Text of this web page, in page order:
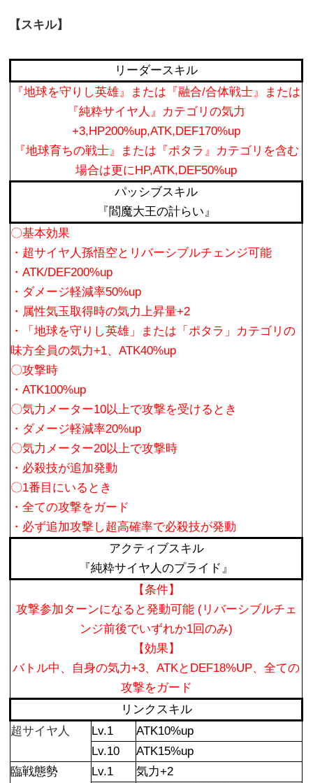
【スキル】
リーダースキル
『地球を守りし英雄』または『融合/合体戦士』または
『純粋サイヤ人』カテゴリの気力
+3,HP200%up,ATK,DEF170%up
『地球育ちの戦士』または『ポタラ』カテゴリを含む
場合は更にHP,ATK,DEF50%up
パッシブスキル
『閻魔大王の計らい』
〇基本効果
・超サイヤ人孫悟空とリバーシブルチェンジ可能
・ATK/DEF200%up
・ダメージ軽減率50%up
・属性気玉取得時の気力上昇量+2
・「地球を守りし英雄」または「ポタラ」カテゴリの
味方全員の気力+1、ATK40%up
〇攻撃時
・ATK100%up
〇気力メーター10以上で攻撃を受けるとき
・ダメージ軽減率20%up
〇気力メーター20以上で攻撃時
・必殺技が追加発動
〇1番目にいるとき
・全ての攻撃をガード
・必ず追加攻撃し超高確率で必殺技が発動
アクティブスキル
『純粋サイヤ人のプライド』
【条件】
攻撃参加ターンになると発動可能 (リバーシブルチェ
ンジ前後でいずれか1回のみ)
【効果】
バトル中、自身の気力+3、ATKとDEF18%UP、全ての
攻撃をガード
リンクスキル
超サイヤ人
Lv.1
ATK10%up
Lv.10
ATK15%up
臨戦態勢
Lv.1
気力+2